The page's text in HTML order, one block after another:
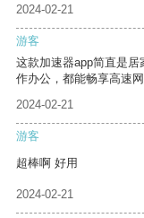
2024-02-21
游客
这款加速器app简直是
作办公，都能畅享高速
2024-02-21
游客
超棒啊 好用
2024-02-21